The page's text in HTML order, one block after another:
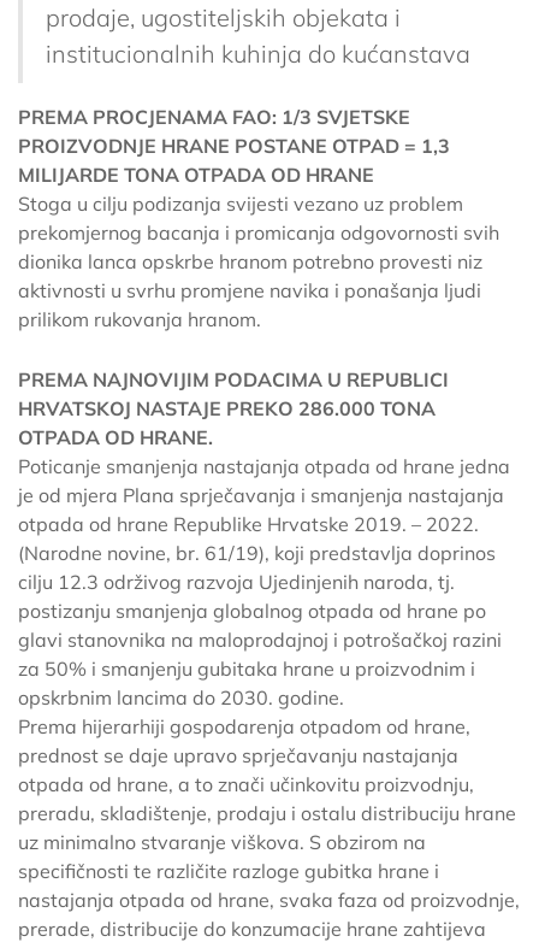
prodaje, ugostiteljskih objekata i
institucionalnih kuhinja do kućanstava
PREMA PROCJENAMA FAO: 1/3 SVJETSKE
PROIZVODNJE HRANE POSTANE OTPAD = 1,3
MILIJARDE TONA OTPADA OD HRANE
Stoga u cilju podizanja svijesti vezano uz problem
prekomjernog bacanja i promicanja odgovornosti svih
dionika lanca opskrbe hranom potrebno provesti niz
aktivnosti u svrhu promjene navika i ponašanja ljudi
prilikom rukovanja hranom.
PREMA NAJNOVIJIM PODACIMA U REPUBLICI
HRVATSKOJ NASTAJE PREKO 286.000 TONA
OTPADA OD HRANE.
Poticanje smanjenja nastajanja otpada od hrane jedna
je od mjera Plana sprječavanja i smanjenja nastajanja
otpada od hrane Republike Hrvatske 2019. – 2022.
(Narodne novine, br. 61/19), koji predstavlja doprinos
cilju 12.3 održivog razvoja Ujedinjenih naroda, tj.
postizanju smanjenja globalnog otpada od hrane po
glavi stanovnika na maloprodajnoj i potrošačkoj razini
za 50% i smanjenju gubitaka hrane u proizvodnim i
opskrbnim lancima do 2030. godine.
Prema hijerarhiji gospodarenja otpadom od hrane,
prednost se daje upravo sprječavanju nastajanja
otpada od hrane, a to znači učinkovitu proizvodnju,
preradu, skladištenje, prodaju i ostalu distribuciju hrane
uz minimalno stvaranje viškova. S obzirom na
specifičnosti te različite razloge gubitka hrane i
nastajanja otpada od hrane, svaka faza od proizvodnje,
prerade, distribucije do konzumacije hrane zahtijeva